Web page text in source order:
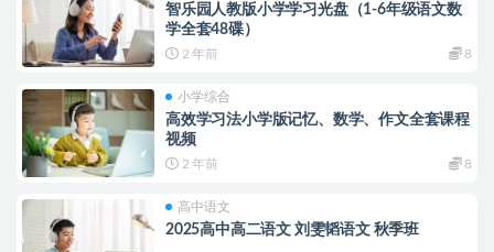
智乐园人教版小学学习光盘（1-6年级语文数
学全套48碟）
2 年前 8
小学综合
高效学习法小学版记忆、数学、作文全套课程
视频
2 年前 8
高中语文
2025高中高二语文 刘雯韬语文 秋季班